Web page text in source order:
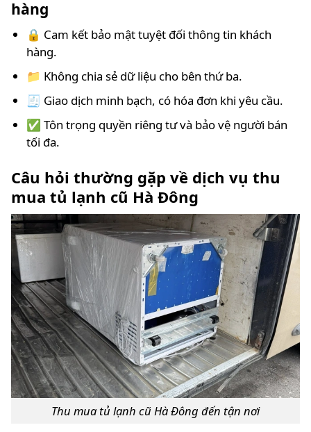
hàng
🔒 Cam kết bảo mật tuyệt đối thông tin khách
hàng.
📁 Không chia sẻ dữ liệu cho bên thứ ba.
🧾 Giao dịch minh bạch, có hóa đơn khi yêu cầu.
✅ Tôn trọng quyền riêng tư và bảo vệ người bán
tối đa.
Câu hỏi thường gặp về dịch vụ thu
mua tủ lạnh cũ Hà Đông
Thu mua tủ lạnh cũ Hà Đông đến tận nơi